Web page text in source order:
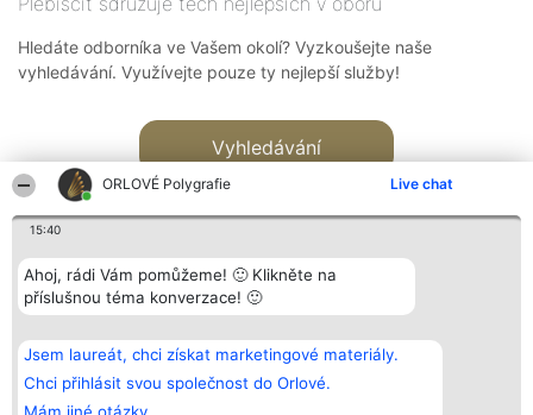
ORLOVÉ Polygrafie Live chat
15:40
Ahoj, rádi Vám pomůžeme! 🙂 Klikněte na
příslušnou téma konverzace! 🙂
Jsem laureát, chci získat marketingové materiály.
Chci přihlásit svou společnost do Orlové.
Hledáte odborníka ve Vašem okolí? Vyzkoušejte naše
vyhledávání. Využívejte pouze ty nejlepší služby!
Vyhledávání
Bright Side Solutions sp. z o.
o. sp. k.
ul. Ruska 22
Wrocław 50-079
KRS 0000749100 | Regon
Vítězové
Seznam všech
laureátů
Zásady
Kontakt